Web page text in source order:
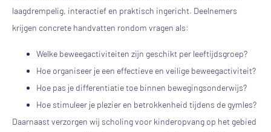
laagdrempelig, interactief en praktisch ingericht. Deelnemers
krijgen concrete handvatten rondom vragen als:
Welke beweegactiviteiten zijn geschikt per leeftijdsgroep?
Hoe organiseer je een effectieve en veilige beweegactiviteit?
Hoe pas je differentiatie toe binnen bewegingsonderwijs?
Hoe stimuleer je plezier en betrokkenheid tijdens de gymles?
Daarnaast verzorgen wij scholing voor kinderopvang op het gebied